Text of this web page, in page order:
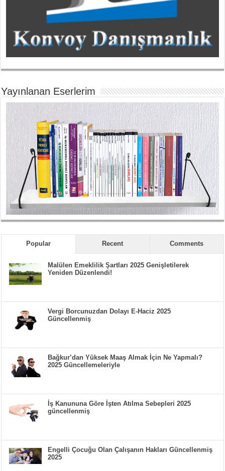
Yayınlanan Eserlerim
Popular Recent Comments
Malülen Emeklilik Şartları 2025 Genişletilerek
Yeniden Düzenlendi!
Vergi Borcunuzdan Dolayı E-Haciz 2025
Güncellenmiş
Bağkur’dan Yüksek Maaş Almak İçin Ne Yapmalı?
2025 Güncellemeleriyle
İş Kanununa Göre İşten Atılma Sebepleri 2025
güncellenmiş
Engelli Çocuğu Olan Çalışanın Hakları Güncellenmiş
2025